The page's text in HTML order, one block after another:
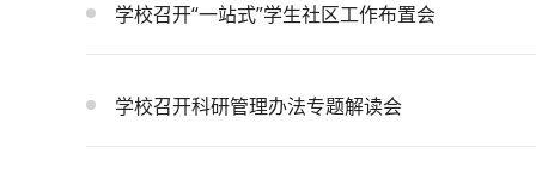
学校召开“一站式”学生社区工作布置会
学校召开科研管理办法专题解读会